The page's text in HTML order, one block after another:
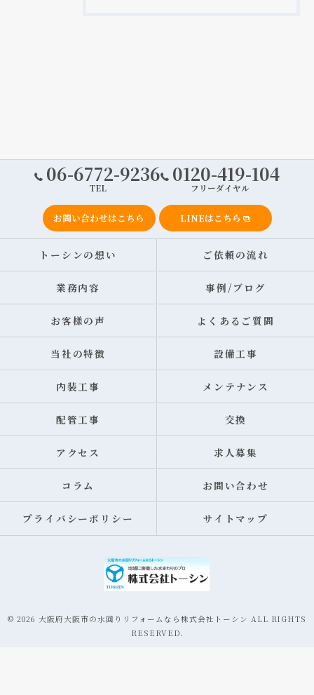
06-6772-9236
TEL
0120-419-104
フリーダイヤル
お問い合わせはこちら LINEはこちら
トーシンの想い ご依頼の流れ
業務内容 事例/ブログ
お客様の声 よくあるご質問
当社の特徴 設備工事
内装工事 メンテナンス
配管工事 交換
アクセス 求人募集
コラム お問い合わせ
プライバシーポリシー サイトマップ
© 2026 大阪府大阪市の水回りリフォームなら株式会社トーシン ALL RIGHTS
RESERVED.